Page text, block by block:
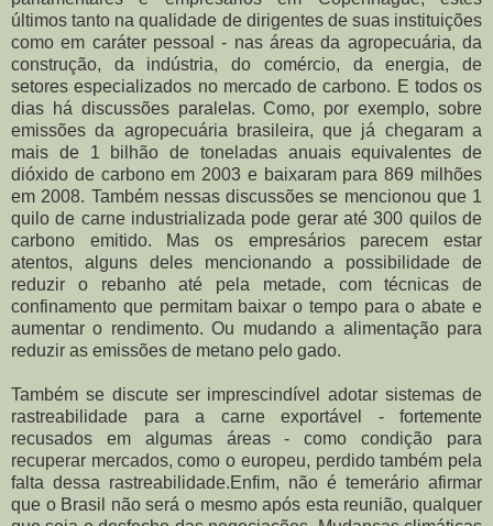
últimos tanto na qualidade de dirigentes de suas instituições
como em caráter pessoal - nas áreas da agropecuária, da
construção, da indústria, do comércio, da energia, de
setores especializados no mercado de carbono. E todos os
dias há discussões paralelas. Como, por exemplo, sobre
emissões da agropecuária brasileira, que já chegaram a
mais de 1 bilhão de toneladas anuais equivalentes de
dióxido de carbono em 2003 e baixaram para 869 milhões
em 2008. Também nessas discussões se mencionou que 1
quilo de carne industrializada pode gerar até 300 quilos de
carbono emitido. Mas os empresários parecem estar
atentos, alguns deles mencionando a possibilidade de
reduzir o rebanho até pela metade, com técnicas de
confinamento que permitam baixar o tempo para o abate e
aumentar o rendimento. Ou mudando a alimentação para
reduzir as emissões de metano pelo gado.
Também se discute ser imprescindível adotar sistemas de
rastreabilidade para a carne exportável - fortemente
recusados em algumas áreas - como condição para
recuperar mercados, como o europeu, perdido também pela
falta dessa rastreabilidade.Enfim, não é temerário afirmar
que o Brasil não será o mesmo após esta reunião, qualquer